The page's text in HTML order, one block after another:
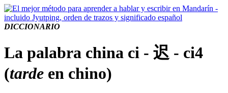
DICCIONARIO
La palabra china ci - 迟 - ci4
(tarde en chino)